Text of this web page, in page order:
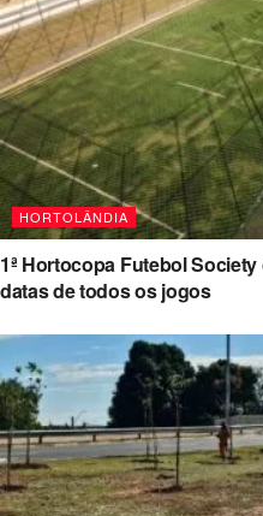
HORTOLÂNDIA
1ª Hortocopa Futebol
datas de todos os jogos